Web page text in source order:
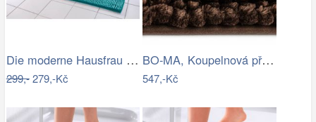
Die moderne Hausfrau Koupelnová…
299,-279,-Kč
BO-MA, Koupelnová předložka Ella micro…
547,-Kč